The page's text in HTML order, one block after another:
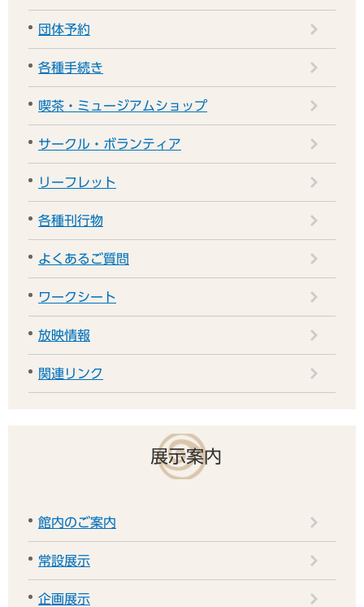
団体予約
各種手続き
喫茶・ミュージアムショップ
サークル・ボランティア
リーフレット
各種刊行物
よくあるご質問
ワークシート
放映情報
関連リンク
展示案内
館内のご案内
常設展示
企画展示